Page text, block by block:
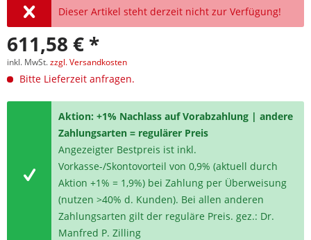
Dieser Artikel steht derzeit nicht zur Verfügung!
611,58 € *
inkl. MwSt.zzgl. Versandkosten
Bitte Lieferzeit anfragen.
Aktion: +1% Nachlass auf Vorabzahlung | andere
Zahlungsarten = regulärer Preis
Angezeigter Bestpreis ist inkl.
Vorkasse-/Skontovorteil von 0,9% (aktuell durch
Aktion +1% = 1,9%) bei Zahlung per Überweisung
(nutzen >40% d. Kunden). Bei allen anderen
Zahlungsarten gilt der reguläre Preis. gez.: Dr.
Manfred P. Zilling